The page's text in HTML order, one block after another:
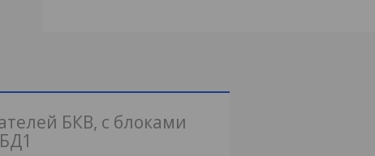
БКВ, с блоками